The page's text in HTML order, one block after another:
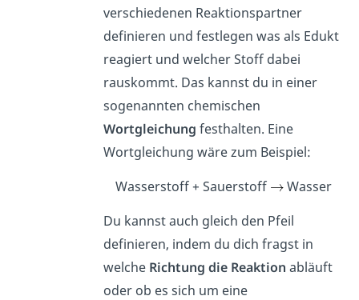
verschiedenen Reaktionspartner
definieren und festlegen was als Edukt
reagiert und welcher Stoff dabei
rauskommt. Das kannst du in einer
sogenannten chemischen
Wortgleichung festhalten. Eine
Wortgleichung wäre zum Beispiel:
Wasserstoff + Sauerstoff
Wasser
Du kannst auch gleich den Pfeil
definieren, indem du dich fragst in
welche Richtung die Reaktion abläuft
oder ob es sich um eine